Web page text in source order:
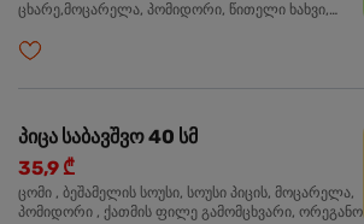
ცხარე,მოცარელა, პომიდორი, წითელი ხახვი,
სეზამის მარცვლის ნაზავი, ქინძი, ორეგანო
პიცა საბავშვო 40 სმ
35,9 ₾
ცომი , ბეშამელის სოუსი, სოუსი პიცის, მოცარელა,
პომიდორი , ქათმის ფილე გამომცხვარი, ორეგანო